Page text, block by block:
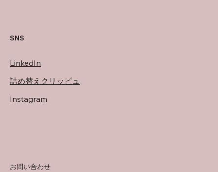
SNS
LinkedIn
詰め替えクリッピュ
Instagram
お問い合わせ